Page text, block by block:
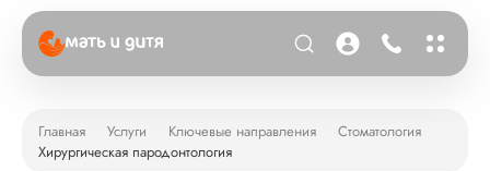
Главная Услуги Ключевые направления
Стоматология
Хирургическая пародонтология